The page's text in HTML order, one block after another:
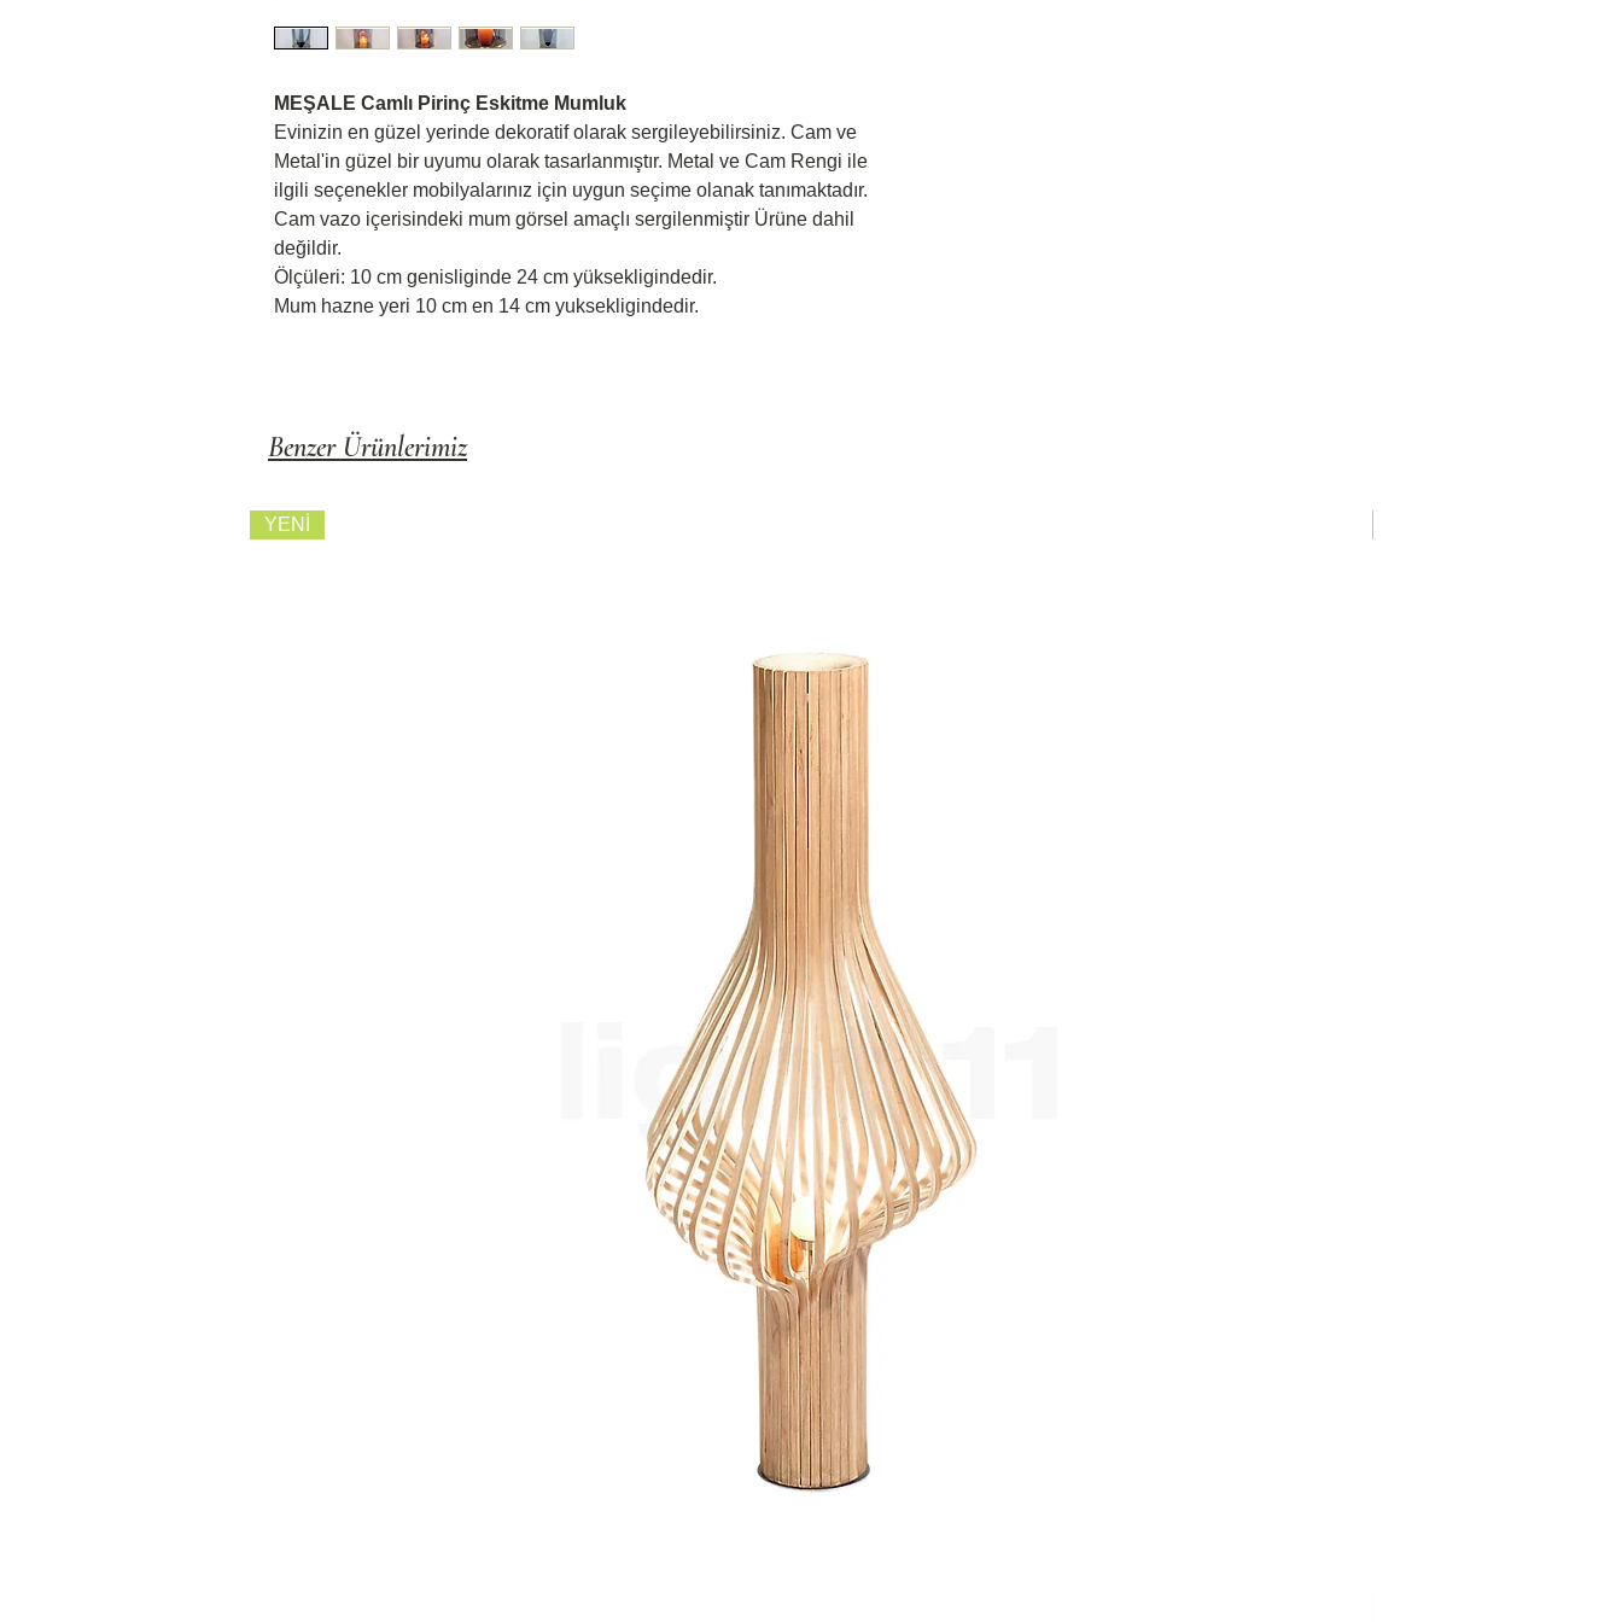
MEŞALE Camlı Pirinç Eskitme Mumluk
Evinizin en güzel yerinde dekoratif olarak sergileyebilirsiniz. Cam ve
Metal'in güzel bir uyumu olarak tasarlanmıştır. Metal ve Cam Rengi ile
ilgili seçenekler mobilyalarınız için uygun seçime olanak tanımaktadır.
Cam vazo içerisindeki mum görsel amaçlı sergilenmiştir Ürüne dahil
değildir.
Ölçüleri: 10 cm genisliginde 24 cm yüksekligindedir.
Mum hazne yeri 10 cm en 14 cm yuksekligindedir.
Benzer Ürünlerimiz
YENİ